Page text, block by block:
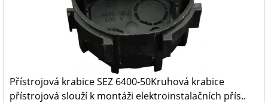
Přístrojová krabice SEZ 6400-50Kruhová krabice
přístrojová slouží k montáži elektroinstalačních přís..